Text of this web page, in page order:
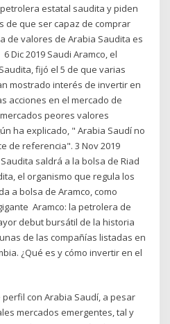
estatal saudita y piden
de que ser capaz de comprar
de valores de Arabia Saudita es
Dic 2019 Saudi Aramco, el
fijó el 5 de que varias
mostrado interés de invertir en
acciones en el mercado de
peores valores
ha explicado, " Arabia Saudí no
de referencia". 3 Nov 2019
saldrá a la bolsa de Riad
el organismo que regula los
a bolsa de Aramco, como
Aramco: la petrolera de
debut bursátil de la historia
de las compañías listadas en
¿Qué es y cómo invertir en el
perfil con Arabia Saudí, a pesar
mercados emergentes, tal y